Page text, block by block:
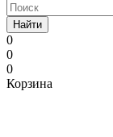
Найти
0
0
0
Корзина